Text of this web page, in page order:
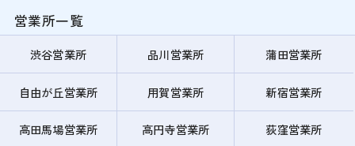
営業所一覧
渋谷営業所 品川営業所 蒲田営業所
自由が丘営業所 用賀営業所 新宿営業所
高田馬場営業所 高円寺営業所 荻窪営業所